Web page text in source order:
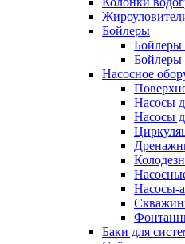
Бойлеры
Бойлеры
Бойлеры
Насосное
Насосы
Насосы
Насосы-
Баки для